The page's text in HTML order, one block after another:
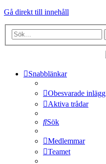
Gå direkt till innehåll
Snabblänkar
Obesvarade inlägg
Aktiva trådar
Sök
Medlemmar
Teamet